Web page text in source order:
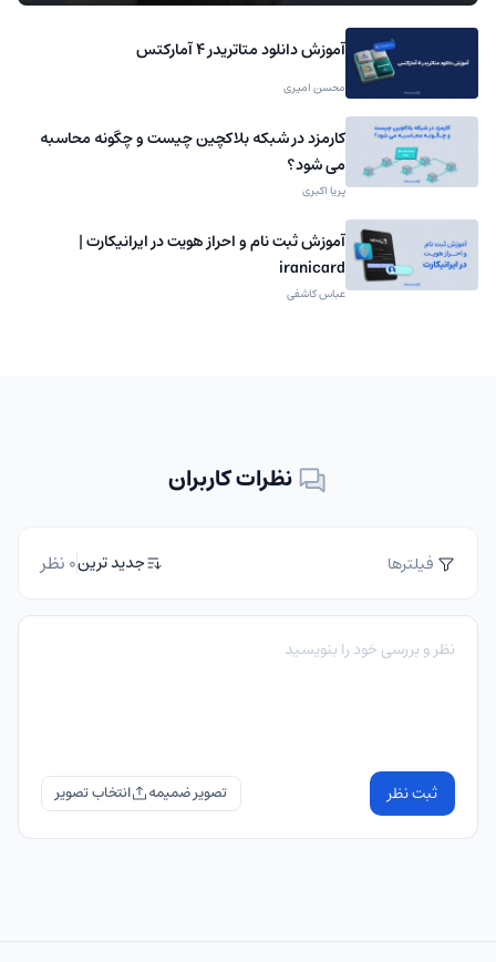
آموزش دانلود متاتریدر 4 آمارکتس
محسن امیری
کارمزد در شبکه بلاکچین چیست و چگونه محاسبه
می شود؟
پریا اکبری
آموزش ثبت نام و احراز هویت در ایرانیکارت |
iranicard
عباس کاشفی
نظرات کاربران
فیلترها جدید ترین0 نظر
ثبت نظر تصویر ضمیمه